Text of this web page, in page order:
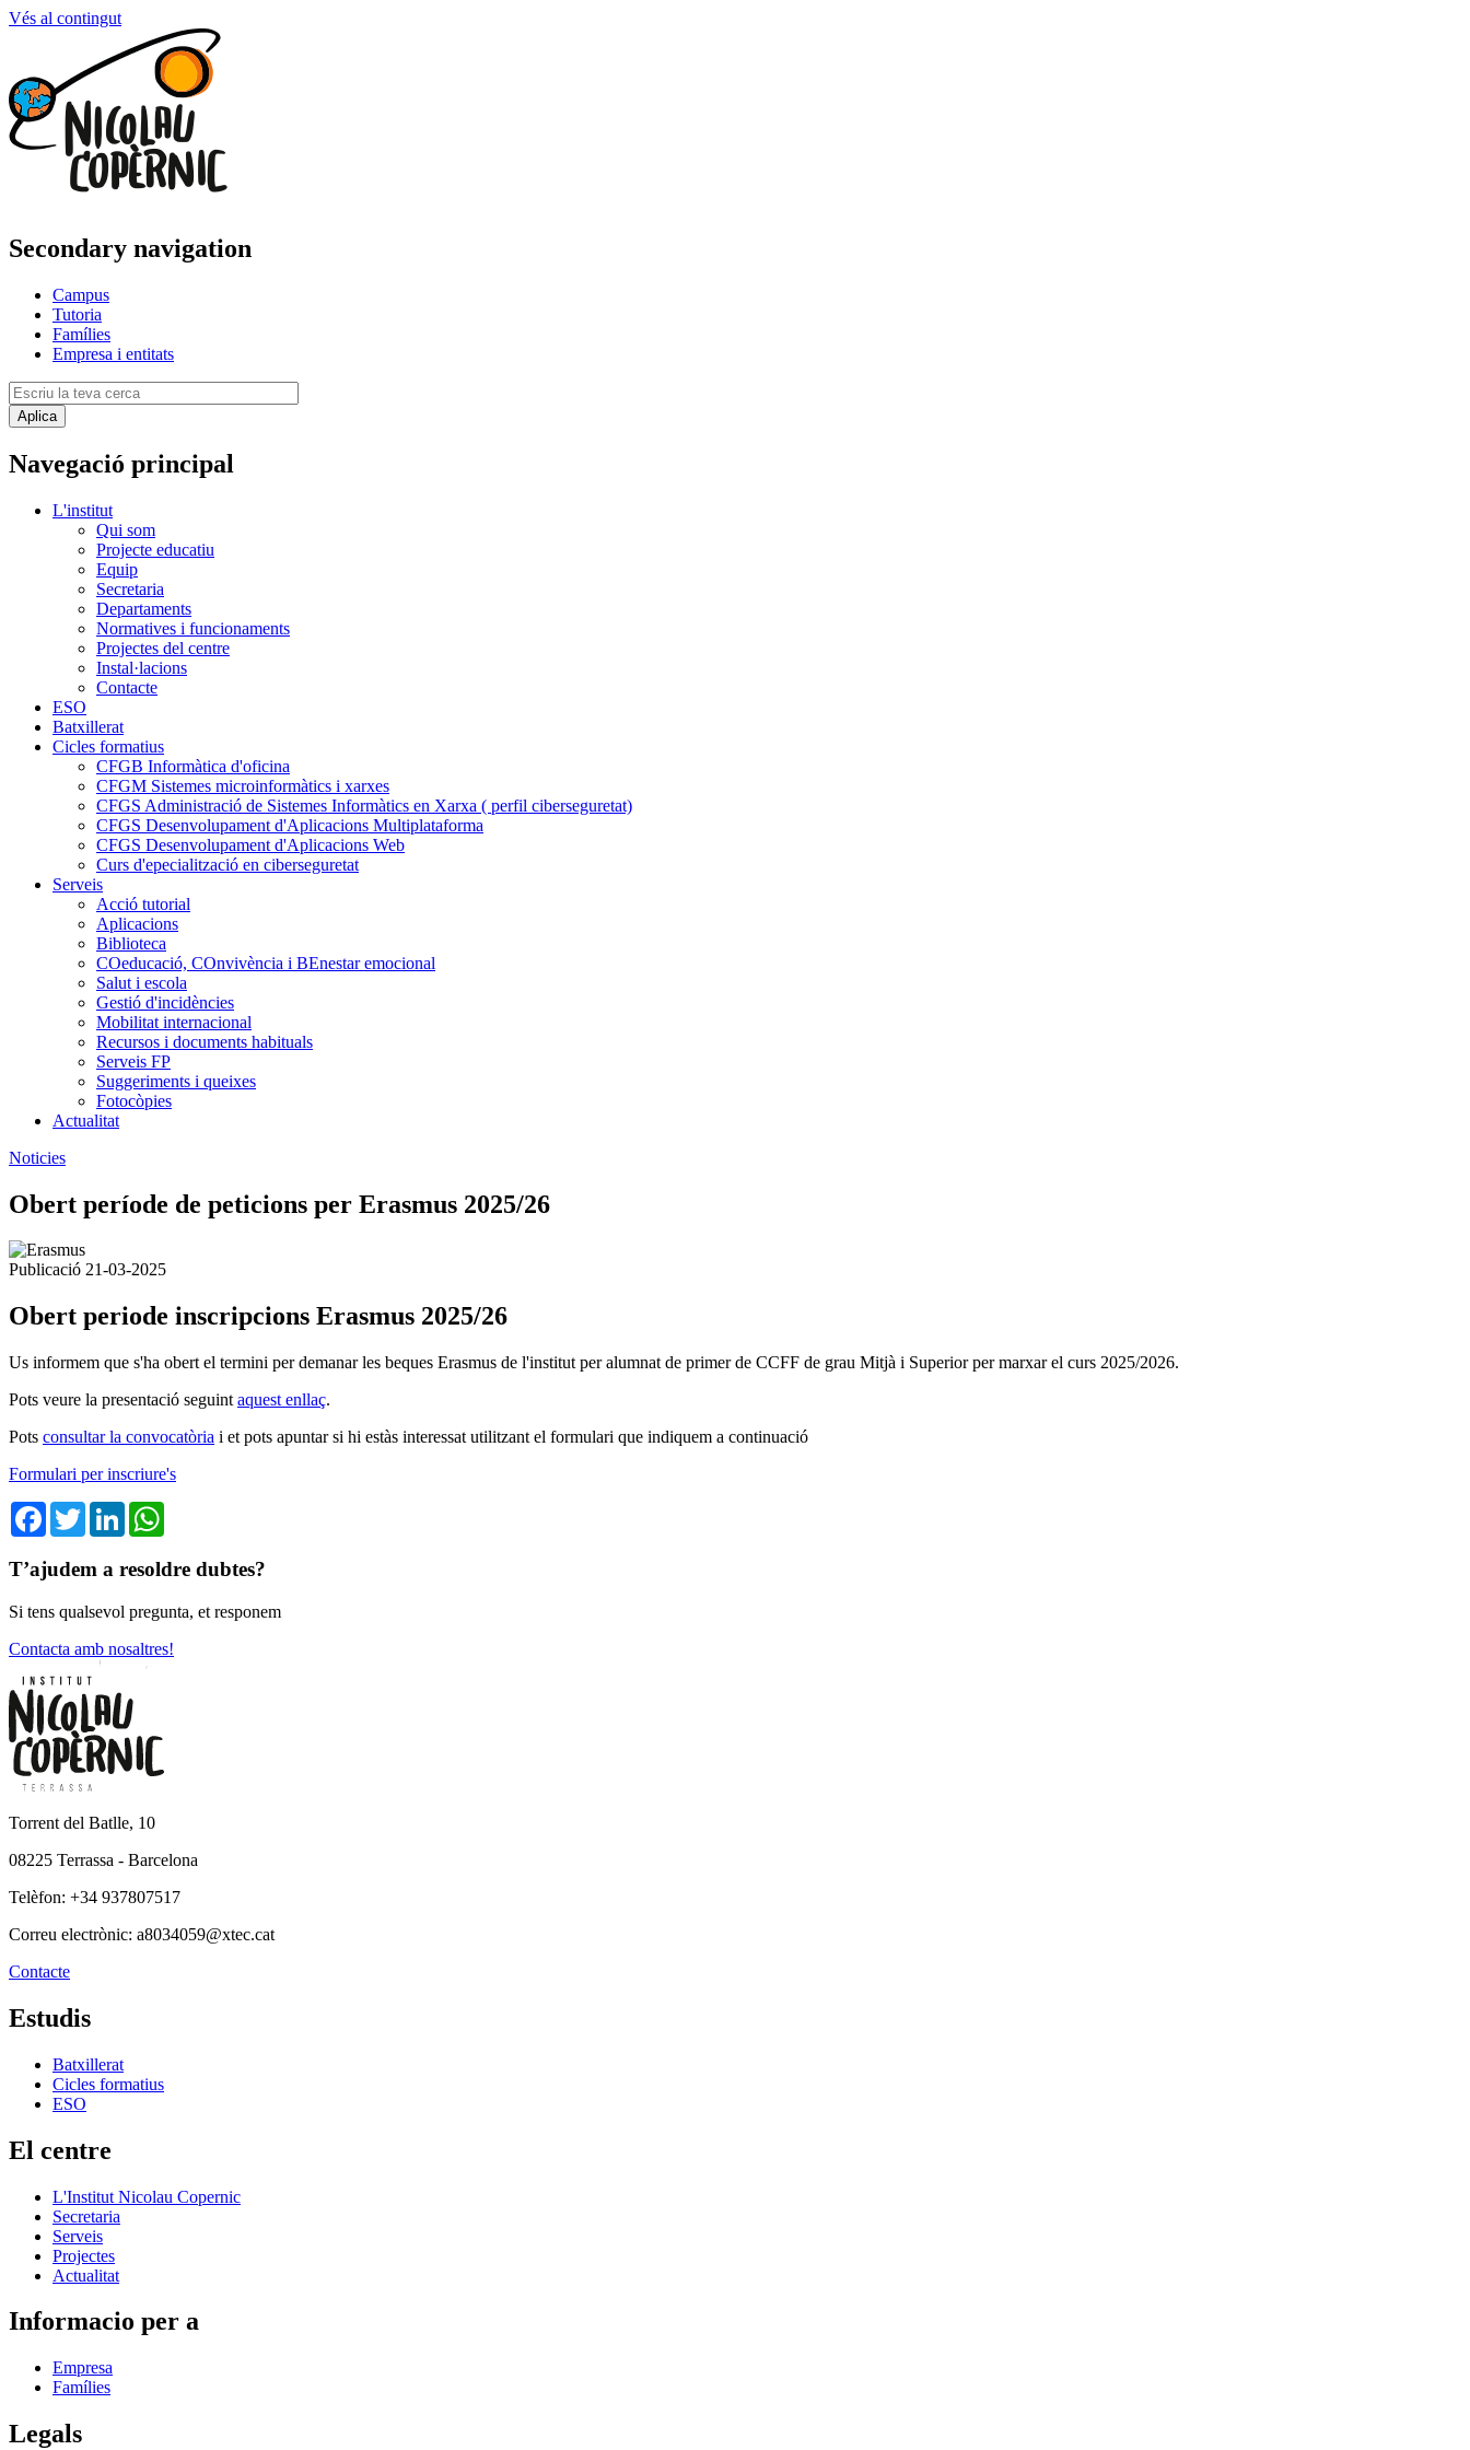
Vés al contingut
Secondary navigation
Campus
Tutoria
Famílies
Empresa i entitats
Navegació principal
L'institut
Qui som
Projecte educatiu
Equip
Secretaria
Departaments
Normatives i funcionaments
Projectes del centre
Instal·lacions
Contacte
ESO
Batxillerat
Cicles formatius
CFGB Informàtica d'oficina
CFGM Sistemes microinformàtics i xarxes
CFGS Administració de Sistemes Informàtics en Xarxa ( perfil ciberseguretat)
CFGS Desenvolupament d'Aplicacions Multiplataforma
CFGS Desenvolupament d'Aplicacions Web
Curs d'epecialització en ciberseguretat
Serveis
Acció tutorial
Aplicacions
Biblioteca
COeducació, COnvivència i BEnestar emocional
Salut i escola
Gestió d'incidències
Mobilitat internacional
Recursos i documents habituals
Serveis FP
Suggeriments i queixes
Fotocòpies
Actualitat
Noticies
Obert període de peticions per Erasmus 2025/26
Publicació 21-03-2025
Obert periode inscripcions Erasmus 2025/26
Us informem que s'ha obert el termini per demanar les beques Erasmus de l'institut per alumnat de primer de CCFF de grau Mitjà i Superior per marxar el curs 2025/2026.
Pots veure la presentació seguint aquest enllaç.
Pots consultar la convocatòria i et pots apuntar si hi estàs interessat utilitzant el formulari que indiquem a continuació
Formulari per inscriure's
FacebookTwitterLinkedIn
T’ajudem a resoldre dubtes?
Si tens qualsevol pregunta, et responem
Contacta amb nosaltres!
Torrent del Batlle, 10
08225 Terrassa - Barcelona
Telèfon: +34 937807517
Correu electrònic: a8034059@xtec.cat
Contacte
Estudis
Batxillerat
Cicles formatius
ESO
El centre
L'Institut Nicolau Copernic
Secretaria
Serveis
Projectes
Actualitat
Informacio per a
Empresa
Famílies
Legals